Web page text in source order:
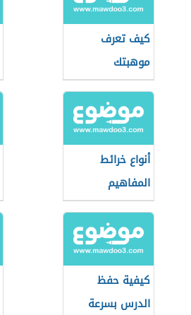
كيف تعرف
موهبتك
أنواع خرائط
المفاهيم
كيفية حفظ
الدرس بسرعة